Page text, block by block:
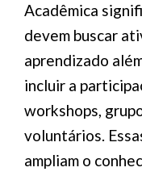
Acadêmica
devem buscar
aprendizado
incluir a
workshops,
voluntários.
ampliam o